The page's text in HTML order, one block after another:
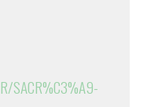
SACR%C3%A9-